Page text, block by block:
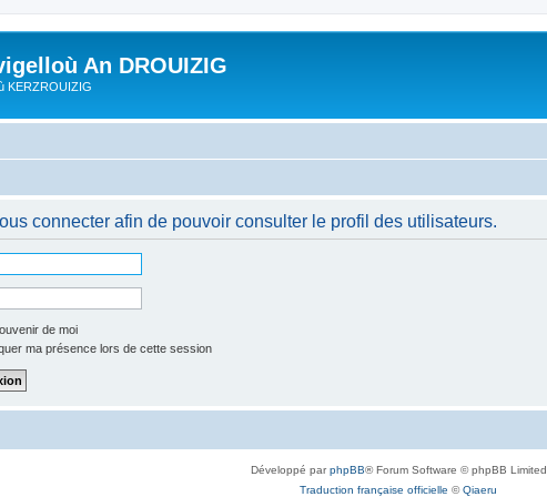
An DROUIZIG
KERZROUIZIG
connecter afin de pouvoir consulter le profil des utilisateurs.
de moi
ma présence lors de cette session
Développé parphpBB® Forum Software © phpBB Limited
Traduction française officielle ©Qiaeru